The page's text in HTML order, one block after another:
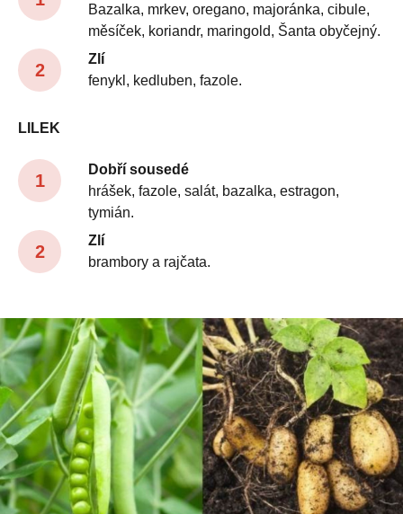
Bazalka, mrkev, oregano, majoránka, cibule,
měsíček, koriandr, maringold, Šanta obyčejný.
Zlí
fenykl, kedluben, fazole.
LILEK
Dobří sousedé
hrášek, fazole, salát, bazalka, estragon,
tymián.
Zlí
brambory a rajčata.